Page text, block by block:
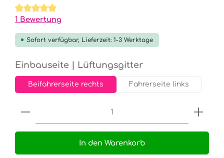
Durchschnittliche Bewertung von 5 von 5 Sternen
1 Bewertung
Sofort verfügbar, Lieferzeit: 1-3 Werktage
Einbauseite | Lüftungsgitterauswählen
Beifahrerseite rechts Fahrerseite links
Produkt Anzahl: Gib den gewünschten
In den Warenkorb